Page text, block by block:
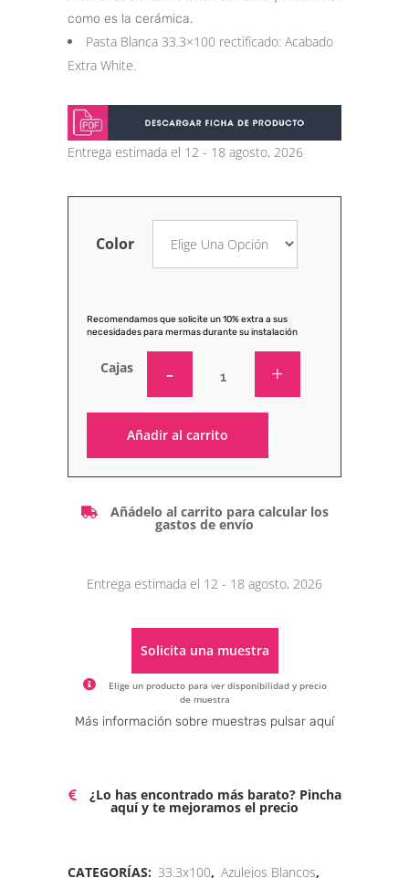
como es la cerámica.
Pasta Blanca 33.3×100 rectificado: Acabado
Extra White.
Entrega estimada el 12 - 18 agosto, 2026
Color
Recomendamos que solicite un 10% extra a sus
necesidades para mermas durante su instalación
Cajas
Añadir al carrito
Añádelo al carrito para calcular los
gastos de envío
Entrega estimada el 12 - 18 agosto, 2026
Solicita una muestra
Elige un producto para ver disponibilidad y precio
de muestra
Alternative:
Más información sobre muestras pulsar aquí
¿Lo has encontrado más barato? Pincha
aquí y te mejoramos el precio
CATEGORÍAS: 33.3x100, Azulejos Blancos,